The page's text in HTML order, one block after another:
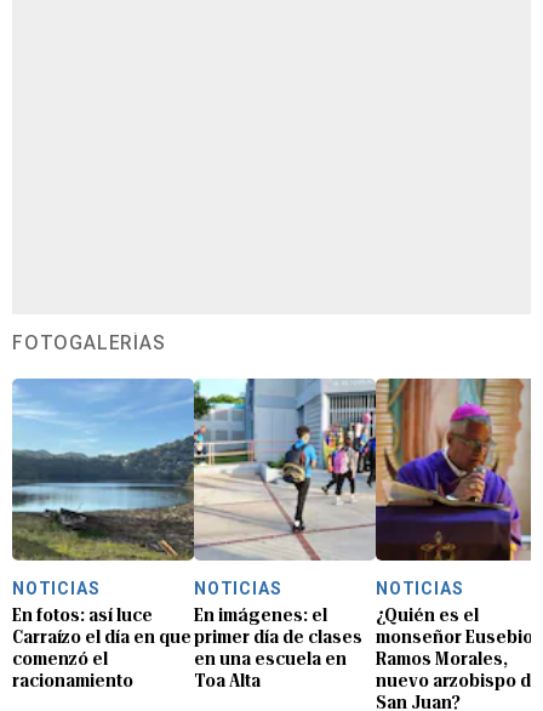
FOTOGALERÍAS
NOTICIAS
En fotos: así luce
Carraízo el día en que
comenzó el
racionamiento
NOTICIAS
En imágenes: el
primer día de clases
en una escuela en
Toa Alta
NOTICIAS
¿Quién es el
monseñor Eusebio
Ramos Morales,
nuevo arzobispo de
San Juan?